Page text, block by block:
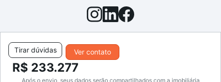
Ver contato
Tirar dúvidas
R$ 233.277
Após o envio, seus dados serão compartilhados com a imobiliária